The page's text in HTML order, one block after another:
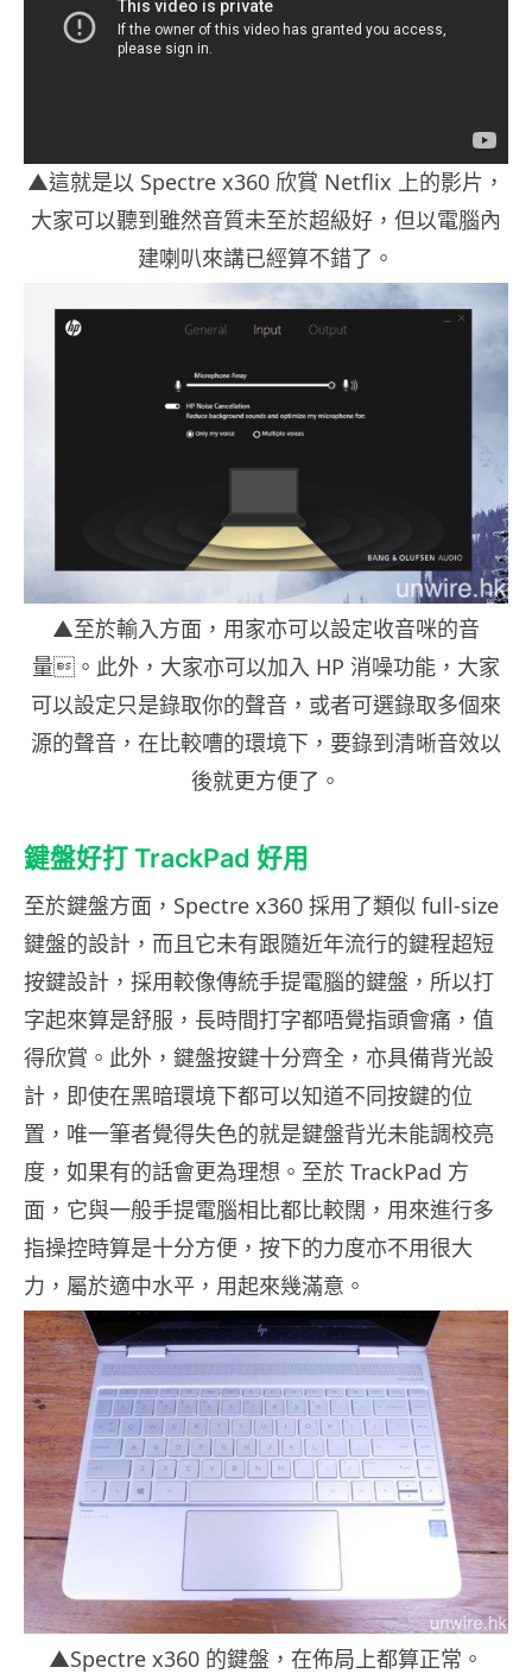
▲這就是以 Spectre x360 欣賞 Netflix 上的影片，
大家可以聽到雖然音質未至於超級好，但以電腦內
建喇叭來講已經算不錯了。
▲至於輸入方面，用家亦可以設定收音咪的音
量。此外，大家亦可以加入 HP 消噪功能，大家
可以設定只是錄取你的聲音，或者可選錄取多個來
源的聲音，在比較嘈的環境下，要錄到清晰音效以
後就更方便了。
鍵盤好打 TrackPad 好用
至於鍵盤方面，Spectre x360 採用了類似 full-size
鍵盤的設計，而且它未有跟隨近年流行的鍵程超短
按鍵設計，採用較像傳統手提電腦的鍵盤，所以打
字起來算是舒服，長時間打字都唔覺指頭會痛，值
得欣賞。此外，鍵盤按鍵十分齊全，亦具備背光設
計，即使在黑暗環境下都可以知道不同按鍵的位
置，唯一筆者覺得失色的就是鍵盤背光未能調校亮
度，如果有的話會更為理想。至於 TrackPad 方
面，它與一般手提電腦相比都比較闊，用來進行多
指操控時算是十分方便，按下的力度亦不用很大
力，屬於適中水平，用起來幾滿意。
▲Spectre x360 的鍵盤，在佈局上都算正常。